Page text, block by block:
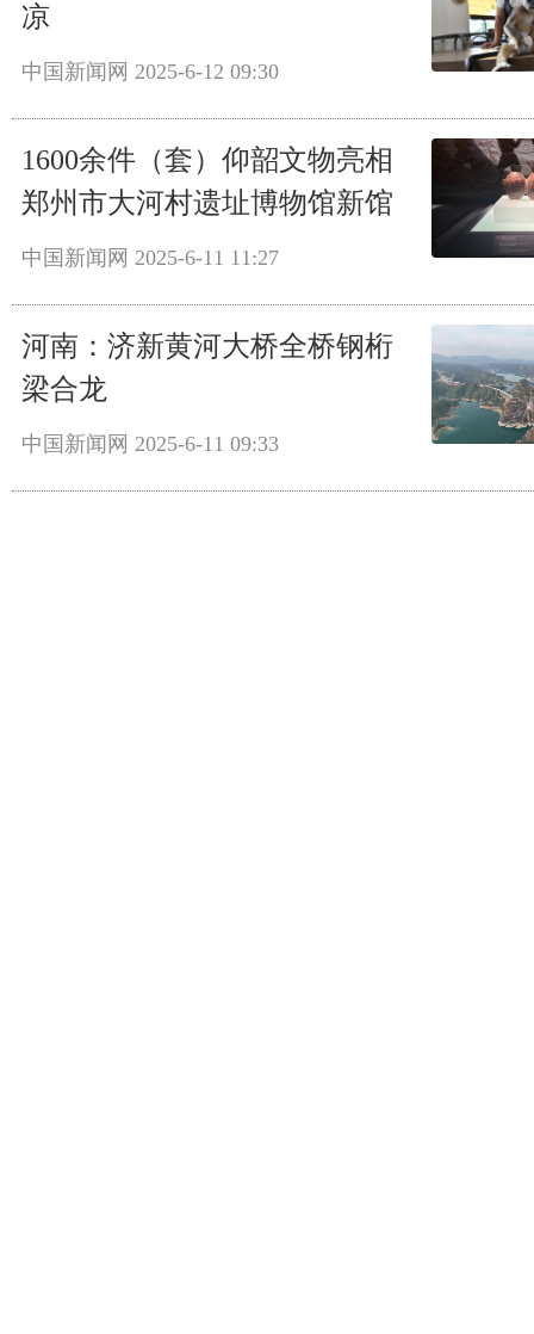
凉
中国新闻网 2025-6-12 09:30
1600余件（套）仰韶文物亮相
郑州市大河村遗址博物馆新馆
中国新闻网 2025-6-11 11:27
河南：济新黄河大桥全桥钢桁
梁合龙
中国新闻网 2025-6-11 09:33